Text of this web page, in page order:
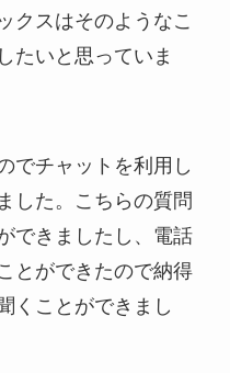
クスはそのようなこ
たいと思っていま
でチャットを利用し
した。こちらの質問
できましたし、電話
とができたので納得
くことができまし